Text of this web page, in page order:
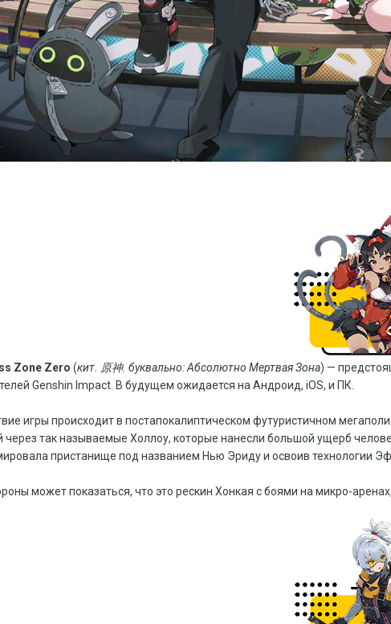
Zone Zero (кит. 原神. буквально: Абсолютно Мертвая Зона) —
Genshin Impact. В будущем ожидается на Андроид, iOS, и ПК.
игры происходит в постапокалиптическом футуристичном
через так называемые Холлоу, которые нанесли большой ущерб
пристанище под названием Нью Эриду и освоив технологии
может показаться, что это рескин Хонкая с боями на микро-